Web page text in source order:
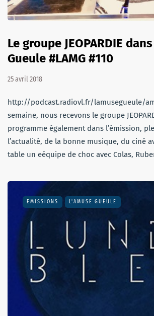
Le groupe JEOPARDIE
Gueule #LAMG #110
25 avril 2018
http://podcast.radiovl.fr/lamusegueule/
semaine, nous recevons le groupe
programme également dans l’émission,
l’actualité, de la bonne musique, du ciné
table un eéquipe de choc avec Colas,
EMISSIONS L'AMUSE GUEULE